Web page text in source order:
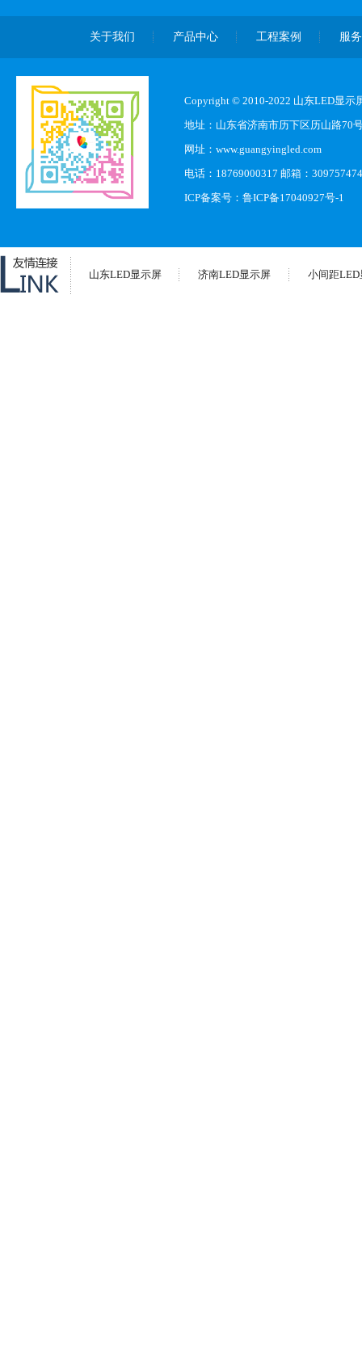
关于我们 产品中心 工程案例 服
Copyright © 2010-2022 山东LED显示
地址：山东省济南市历下区历山路70
网址：www.guangyingled.com
电话：18769000317 邮箱：
ICP备案号： 鲁ICP备17040927号-1
山东LED显示屏 济南LED显示屏 小间距